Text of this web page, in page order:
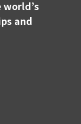
and